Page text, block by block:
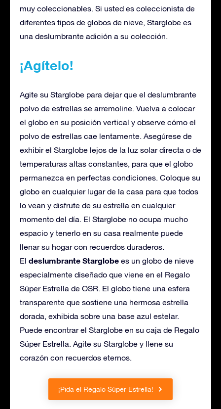
muy coleccionables. Si usted es coleccionista de
diferentes tipos de globos de nieve, Starglobe es
una deslumbrante adición a su colección.
¡Agítelo!
Agite su Starglobe para dejar que el deslumbrante
polvo de estrellas se arremoline. Vuelva a colocar
el globo en su posición vertical y observe cómo el
polvo de estrellas cae lentamente. Asegúrese de
exhibir el Starglobe lejos de la luz solar directa o de
temperaturas altas constantes, para que el globo
permanezca en perfectas condiciones. Coloque su
globo en cualquier lugar de la casa para que todos
lo vean y disfrute de su estrella en cualquier
momento del día. El Starglobe no ocupa mucho
espacio y tenerlo en su casa realmente puede
llenar su hogar con recuerdos duraderos.
El deslumbrante Starglobe es un globo de nieve
especialmente diseñado que viene en el Regalo
Súper Estrella de OSR. El globo tiene una esfera
transparente que sostiene una hermosa estrella
dorada, exhibida sobre una base azul estelar.
Puede encontrar el Starglobe en su caja de Regalo
Súper Estrella. Agite su Starglobe y llene su
corazón con recuerdos eternos.
¡Pida el Regalo Súper Estrella!